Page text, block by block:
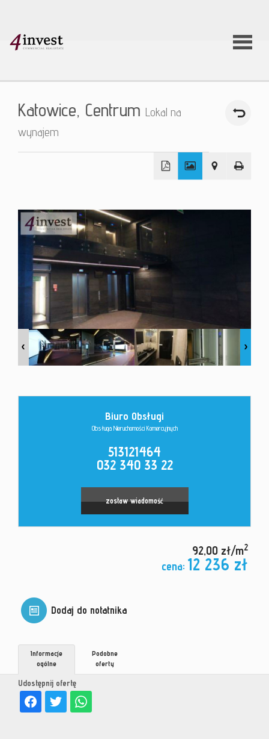
O firmie
Oferty
Katowice, Centrum Lokal na
wynajem
−
Leaflet
Biuro Obsługi
Obsługa Nieruchomości Komercyjnych
513121464
032 340 33 22
zostaw wiadomość
92,00 zł/m2
cena: 12 236 zł
Dodaj do notatnika
Udostępnij ofertę
Informacje
ogólne
Podobne
oferty